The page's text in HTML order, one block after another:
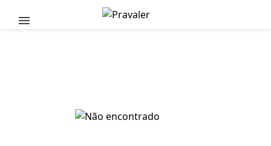
Pular para o conteúdo principal